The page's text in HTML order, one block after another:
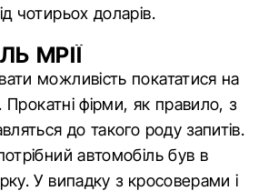
чотирьох доларів.
МРІЇ
можливість покататися на
Прокатні фірми, як правило, з
до такого роду запитів.
автомобіль був в
У випадку з кросоверами і